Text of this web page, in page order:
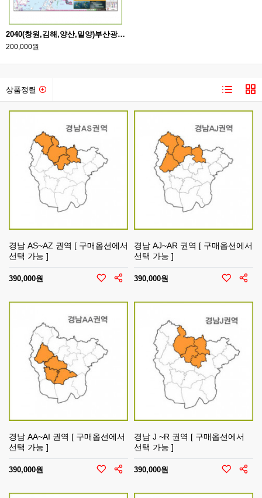
2040(창원,김해,양산,밀양)부산광역권개발계획도 [ 롤스크린/ 大 ]
200,000원
상품정렬
경남 AS~AZ 권역 [ 구매옵션에서
선택 가능 ]
390,000원
경남 AJ~AR 권역 [ 구매옵션에서
선택 가능 ]
390,000원
경남 AA~AI 권역 [ 구매옵션에서
선택 가능 ]
390,000원
경남 J ~R 권역 [ 구매옵션에서
선택 가능 ]
390,000원